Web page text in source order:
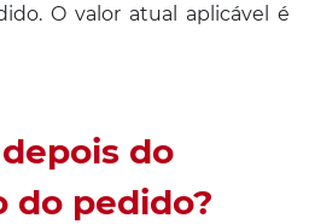
O valor atual aplicável é
do
do pedido?